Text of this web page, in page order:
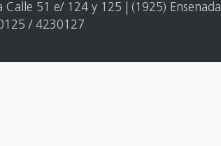
51 e/ 124 y 125 | (1925) Ensenada
/ 4230127